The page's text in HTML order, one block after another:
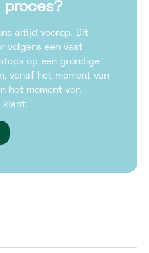
proces?
altijd voorop. Dit
volgens een vast
op een grondige
vanaf het moment van
het moment van
klant.